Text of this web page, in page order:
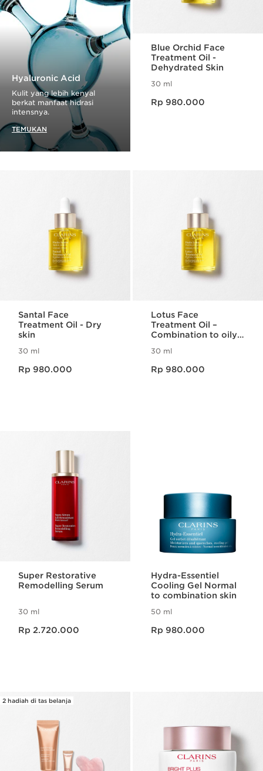
Hyaluronic Acid
Kulit yang lebih kenyal
berkat manfaat hidrasi
intensnya.
TEMUKAN
Blue Orchid Face
Treatment Oil -
Dehydrated Skin
30 ml
Rp 980.000
Santal Face
Treatment Oil - Dry
skin
30 ml
Rp 980.000
Lotus Face
Treatment Oil –
Combination to oily
30 ml
Rp 980.000
Super Restorative
Remodelling Serum
30 ml
Rp 2.720.000
Hydra-Essentiel
Cooling Gel Normal
to combination skin
50 ml
Rp 980.000
2 hadiah di tas belanja